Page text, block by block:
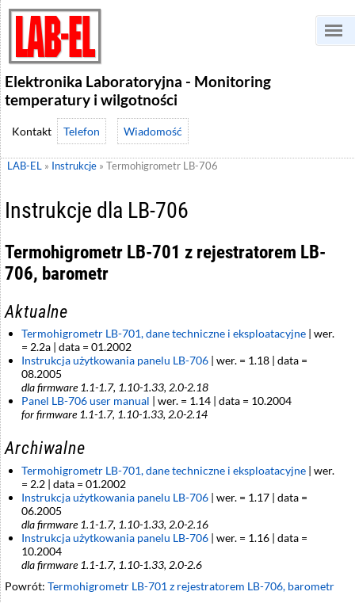
Elektronika Laboratoryjna - Monitoring
temperatury i wilgotności
Telefon Wiadomość
LAB-EL » Instrukcje » Termohigrometr LB-706
Instrukcje dla LB-706
Termohigrometr LB-701 z rejestratorem LB-
706, barometr
Aktualne
Termohigrometr LB-701, dane techniczne i eksploatacyjne | wer.
= 2.2a | data = 01.2002
Instrukcja użytkowania panelu LB-706 | wer. = 1.18 | data =
08.2005
dla firmware 1.1-1.7, 1.10-1.33, 2.0-2.18
Panel LB-706 user manual | wer. = 1.14 | data = 10.2004
for firmware 1.1-1.7, 1.10-1.33, 2.0-2.14
Archiwalne
Termohigrometr LB-701, dane techniczne i eksploatacyjne | wer.
= 2.2 | data = 01.2002
Instrukcja użytkowania panelu LB-706 | wer. = 1.17 | data =
06.2005
dla firmware 1.1-1.7, 1.10-1.33, 2.0-2.16
Instrukcja użytkowania panelu LB-706 | wer. = 1.16 | data =
10.2004
dla firmware 1.1-1.7, 1.10-1.33, 2.0-2.6
Powrót: Termohigrometr LB-701 z rejestratorem LB-706, barometr